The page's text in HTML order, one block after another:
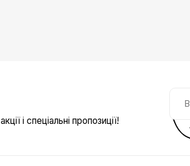
і спеціальні пропозиції!